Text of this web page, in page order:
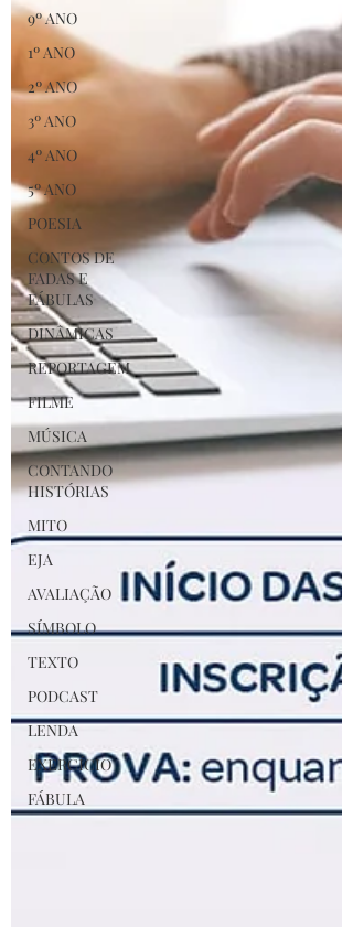
9º ANO
1º ANO
2º ANO
3º ANO
4º ANO
5º ANO
POESIA
CONTOS DE
FADAS E
FÁBULAS
DINÂMICAS
REPORTAGEM
FILME
MÚSICA
CONTANDO
HISTÓRIAS
MITO
EJA
AVALIAÇÃO
SÍMBOLO
TEXTO
PODCAST
LENDA
EXERCÍCIO
FÁBULA